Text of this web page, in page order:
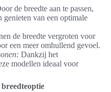
de breedte aan te passen,
genieten van een optimale
de breedte vergroten voor
een meer omhullend gevoel.
Dankzij het
modellen ideaal voor